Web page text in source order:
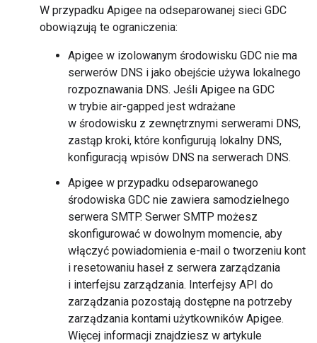
W przypadku Apigee na odseparowanej sieci GDC
obowiązują te ograniczenia:
Apigee w izolowanym środowisku GDC nie ma
serwerów DNS i jako obejście używa lokalnego
rozpoznawania DNS. Jeśli Apigee na GDC
w trybie air-gapped jest wdrażane
w środowisku z zewnętrznymi serwerami DNS,
zastąp kroki, które konfigurują lokalny DNS,
konfiguracją wpisów DNS na serwerach DNS.
Apigee w przypadku odseparowanego
środowiska GDC nie zawiera samodzielnego
serwera SMTP. Serwer SMTP możesz
skonfigurować w dowolnym momencie, aby
włączyć powiadomienia e-mail o tworzeniu kont
i resetowaniu haseł z serwera zarządzania
i interfejsu zarządzania. Interfejsy API do
zarządzania pozostają dostępne na potrzeby
zarządzania kontami użytkowników Apigee.
Więcej informacji znajdziesz w artykule